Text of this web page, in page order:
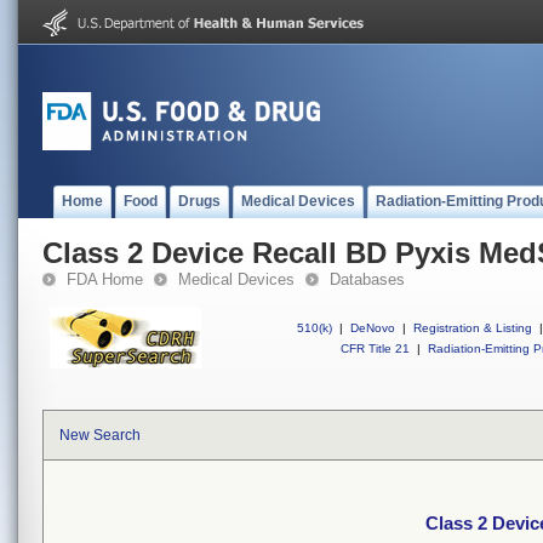
Home Food Drugs Medical Devices Radiation-Emitting
Class 2 Device Recall BD Pyxis
FDA Home Medical Devices Databases
510(k) | DeNovo | Registration & Listing
|
CFR Title 21
| Radiation-Emitting
New Search
Class 2